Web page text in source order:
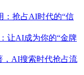
：抢占AI时代的“信
让AI成为你的“金牌
，AI搜索时代抢占流